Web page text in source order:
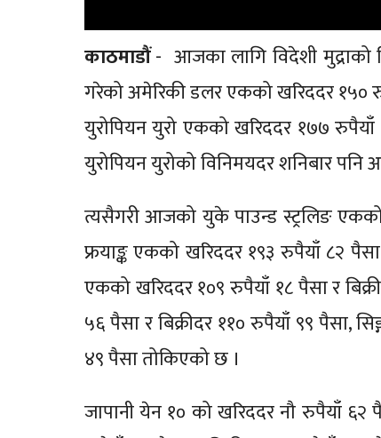
काठमाडौं- आजका लागि विदेशी मुद्राको
गरेको अमेरिकी डलर एकको खरिददर १५०
युरोपियन युरो एकको खरिददर १७७
युरोपियन युरोको विनिमयदर शनिबार
त्यसैगरी आजको युके पाउन्ड स्ट्रलिङ
फ्रयाङ्क एकको खरिददर १९३ रुपैयाँ ८२
एकको खरिददर १०९ रुपैयाँ १८ पैसा र
५६ पैसा र बिक्रीदर ११० रुपैयाँ ९९ पैसा,
४९ पैसा तोकिएको छ ।
जापानी येन १० को खरिददर नौ रुपैयाँ